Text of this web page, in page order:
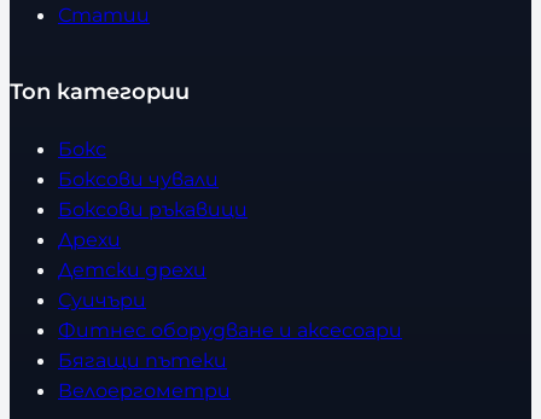
Статии
Топ категории
Бокс
Боксови чували
Боксови ръкавици
Дрехи
Детски дрехи
Суичъри
Фитнес оборудване и аксесоари
Бягащи пътеки
Велоергометри